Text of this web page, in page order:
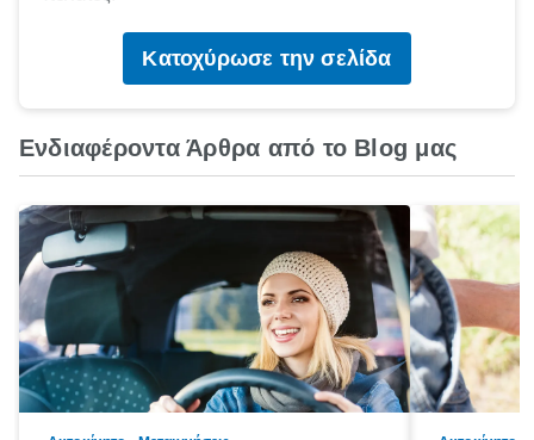
Κατοχύρωσε την σελίδα
Ενδιαφέροντα Άρθρα από το Blog μας